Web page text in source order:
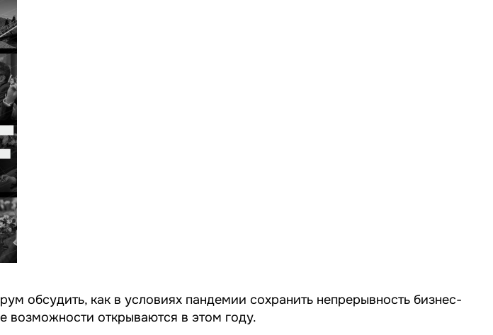
обсудить, как в условиях пандемии сохранить непрерывность бизнес-
возможности открываются в этом году.